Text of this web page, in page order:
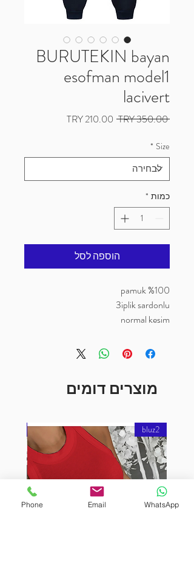
BURUTEKIN bayan
esofman model1
lacivert
‏350.00 ‏TRY
מחיר
מחיר
Size
*
כמות *
הוספה לסל
%100 pamuk
3iplik sardonlu
normal kesim
מוצרים דומים
bluz2
Phone Email WhatsApp